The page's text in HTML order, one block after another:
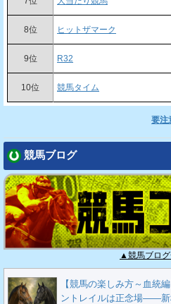
8位 ヒットザマーク
9位 R32
10位 競馬タイム
要注
競馬ブログ
▲競馬ブロ
【競馬の楽しみ方～血統
ントレイルは正念場――新